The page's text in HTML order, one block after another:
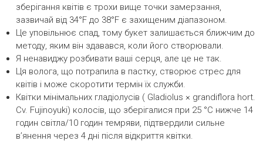
зберігання квітів є трохи вище точки замерзання,
зазвичай від 34°F до 38°F є захищеним діапазоном.
Це уповільнює спад, тому букет залишається ближчим до
методу, яким він здавався, коли його створювали.
Я ненавиджу розбивати ваші серця, але це не так.
Ця волога, що потрапила в пастку, створює стрес для
квітів і може скоротити термін їх служби.
Квітки мінімальних гладіолусів ( Gladiolus × grandiflora hort.
Cv. Fujinoyuki) колосів, що зберігалися при 25 °C нижче 14
годин світла/10 годин темряви, підтвердили сильне
в’янення через 4 дні після відкриття квітки.